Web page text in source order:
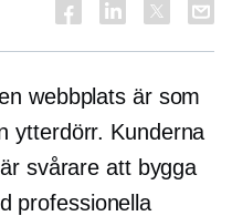
webbplats är som
ytterdörr. Kunderna
svårare att bygga
professionella